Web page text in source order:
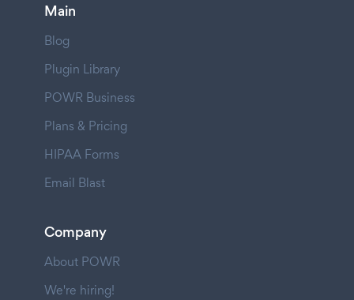
Main
Blog
Plugin Library
POWR Business
Plans & Pricing
HIPAA Forms
Email Blast
Company
About POWR
We're hiring!